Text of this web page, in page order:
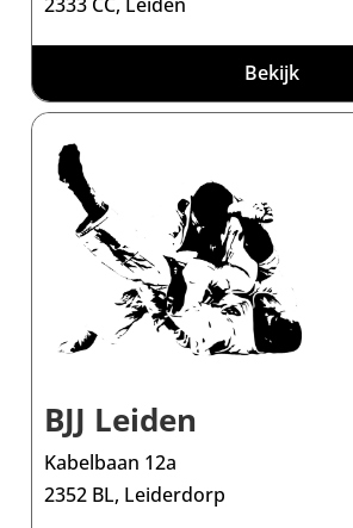
Bekijk
BJJ Leiden
Kabelbaan 12a
2352 BL, Leiderdorp